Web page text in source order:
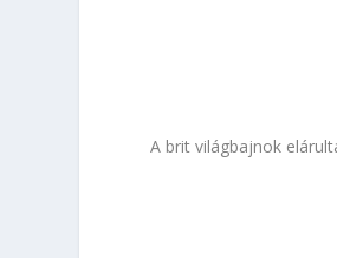
A brit világbajnok